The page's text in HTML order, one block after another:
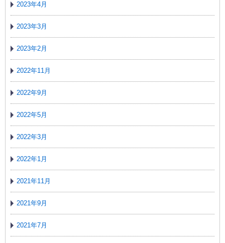
2023年4月
2023年3月
2023年2月
2022年11月
2022年9月
2022年5月
2022年3月
2022年1月
2021年11月
2021年9月
2021年7月